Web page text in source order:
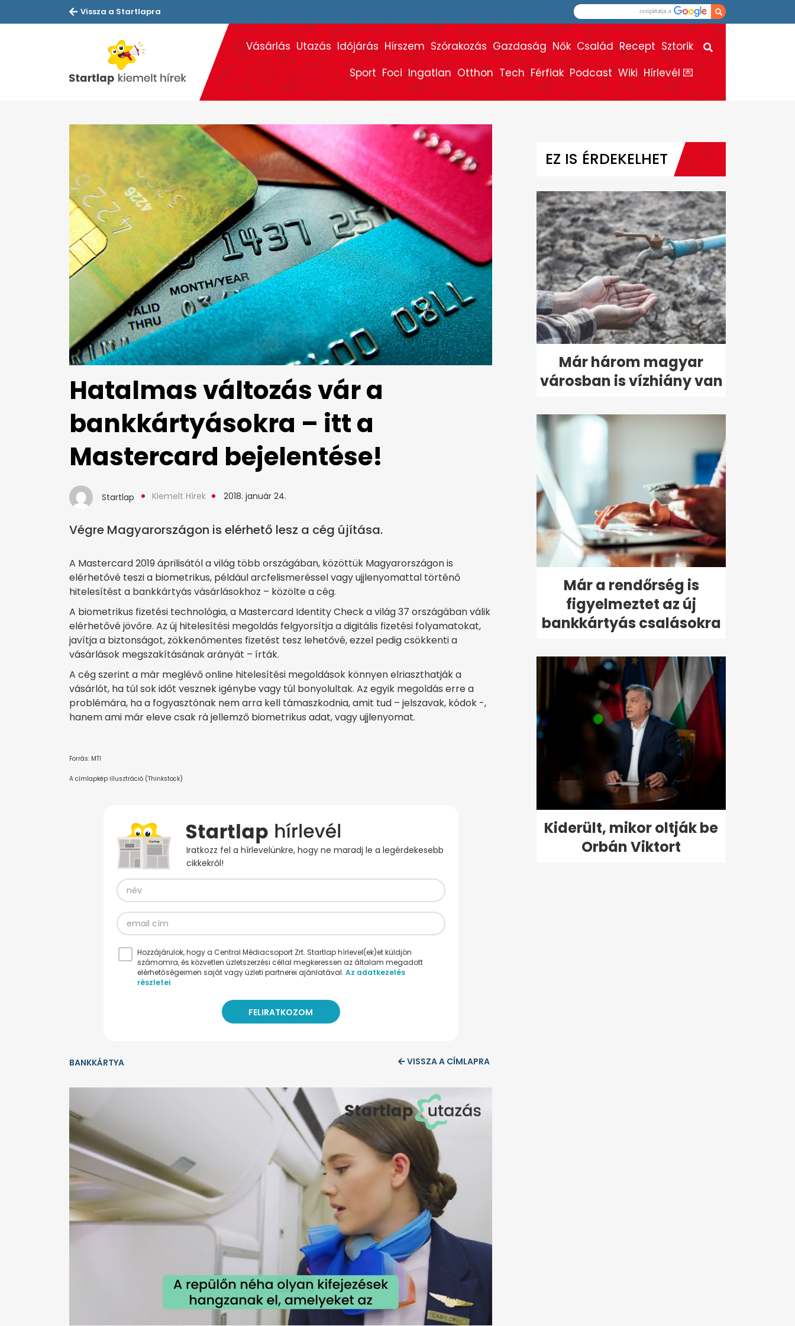
Vissza a Startlapra
Vásárlás Utazás Időjárás Hírszem Szórakozás Gazdaság Nők Család Recept Sztorik
Sport Foci Ingatlan Otthon Tech Férfiak Podcast Wiki Hírlevél 💌
Hatalmas változás vár a
bankkártyásokra – itt a
Mastercard bejelentése!
Startlap Kiemelt Hírek 2018. január 24.
Végre Magyarországon is elérhető lesz a cég újítása.
A Mastercard 2019 áprilisától a világ több országában, közöttük Magyarországon is
elérhetővé teszi a biometrikus, például arcfelismeréssel vagy ujjlenyomattal történő
hitelesítést a bankkártyás vásárlásokhoz – közölte a cég.
A biometrikus fizetési technológia, a Mastercard Identity Check a világ 37 országában válik
elérhetővé jövőre. Az új hitelesítési megoldás felgyorsítja a digitális fizetési folyamatokat,
javítja a biztonságot, zökkenőmentes fizetést tesz lehetővé, ezzel pedig csökkenti a
vásárlások megszakításának arányát – írták.
A cég szerint a már meglévő online hitelesítési megoldások könnyen elriaszthatják a
vásárlót, ha túl sok időt vesznek igénybe vagy túl bonyolultak. Az egyik megoldás erre a
problémára, ha a fogyasztónak nem arra kell támaszkodnia, amit tud – jelszavak, kódok -,
hanem ami már eleve csak rá jellemző biometrikus adat, vagy ujjlenyomat.
Forrás: MTI
A címlapkép illusztráció (Thinkstock)
Iratkozz fel a hírlevelünkre, hogy ne maradj le a legérdekesebb
cikkekről!
Hozzájárulok, hogy a Central Médiacsoport Zrt. Startlap hírlevel(ek)et küldjön
számomra, és közvetlen üzletszerzési céllal megkeressen az általam megadott
elérhetőségeimen saját vagy üzleti partnerei ajánlatával. Az adatkezelés
részletei
BANKKÁRTYA VISSZA A CÍMLAPRA
EZ IS ÉRDEKELHET
Már három magyar
városban is vízhiány van
Már a rendőrség is
figyelmeztet az új
bankkártyás csalásokra
Kiderült, mikor oltják be
Orbán Viktort